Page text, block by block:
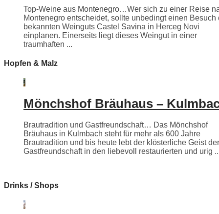
Top-Weine aus Montenegro…Wer sich zu einer Reise
Montenegro entscheidet, sollte unbedingt einen Besuch
bekannten Weinguts Castel Savina in Herceg Novi
einplanen. Einerseits liegt dieses Weingut in einer
traumhaften ...
Hopfen & Malz
Mönchshof Bräuhaus –
Brautradition und Gastfreundschaft… Das Mönchshof
Bräuhaus in Kulmbach steht für mehr als 600 Jahre
Brautradition und bis heute lebt der klösterliche Geist der
Gastfreundschaft in den liebevoll restaurierten und urig
Drinks / Shops